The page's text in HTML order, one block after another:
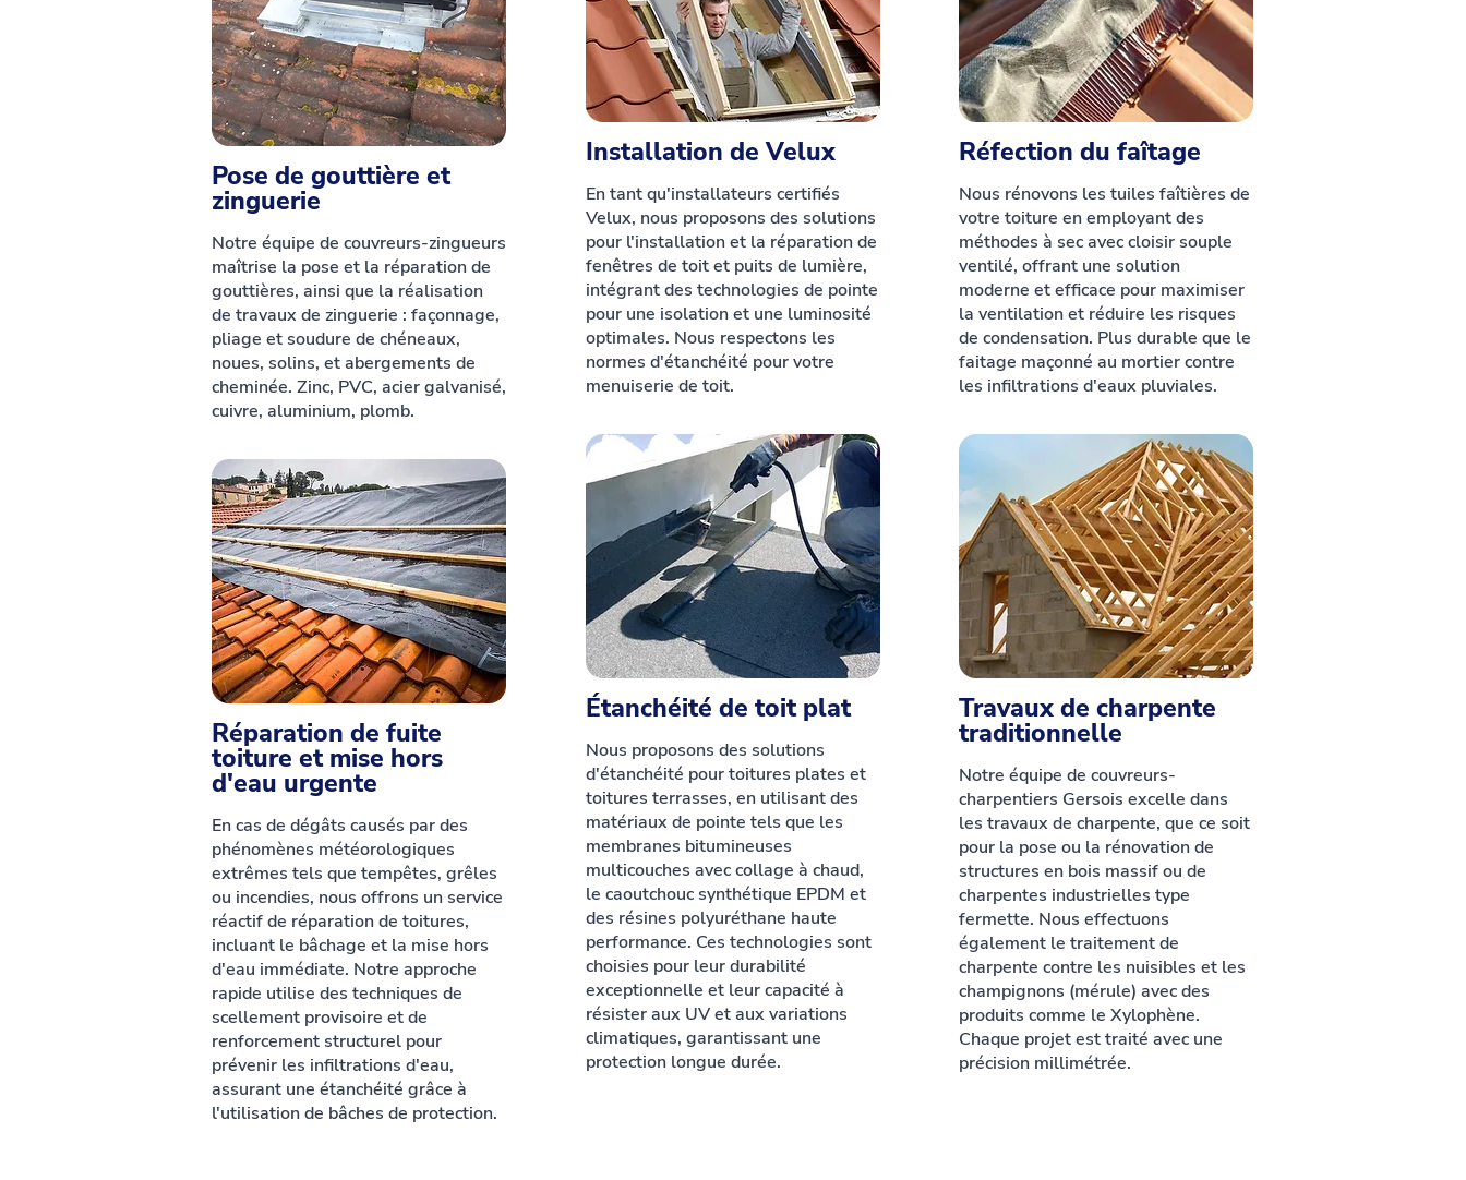
Pose de gouttière et
zinguerie
Notre équipe de couvreurs-zingueurs
maîtrise la pose et la réparation de
gouttières, ainsi que la réalisation
de travaux de zinguerie : façonnage,
pliage et soudure de chéneaux,
noues, solins, et abergements de
cheminée. Zinc, PVC, acier galvanisé,
cuivre, aluminium, plomb.
Réparation de fuite
toiture et mise hors
d'eau urgente
En cas de dégâts causés par des
phénomènes météorologiques
extrêmes tels que tempêtes, grêles
ou incendies, nous offrons un service
réactif de réparation de toitures,
incluant le bâchage et la mise hors
d'eau immédiate. Notre approche
rapide utilise des techniques de
scellement provisoire et de
renforcement structurel pour
prévenir les infiltrations d'eau,
assurant une étanchéité grâce à
l'utilisation de bâches de protection.
Installation de Velux
En tant qu'installateurs certifiés
Velux, nous proposons des solutions
pour l'installation et la réparation de
fenêtres de toit et puits de lumière,
intégrant des technologies de pointe
pour une isolation et une luminosité
optimales. Nous respectons les
normes d'étanchéité pour votre
menuiserie de toit.
Étanchéité de toit plat
Nous proposons des solutions
d'étanchéité pour toitures plates et
toitures terrasses, en utilisant des
matériaux de pointe tels que les
membranes bitumineuses
multicouches avec collage à chaud,
le caoutchouc synthétique EPDM et
des résines polyuréthane haute
performance. Ces technologies sont
choisies pour leur durabilité
exceptionnelle et leur capacité à
résister aux UV et aux variations
climatiques, garantissant une
protection longue durée.
Réfection du faîtage
Nous rénovons les tuiles faîtières de
votre toiture en employant des
méthodes à sec avec cloisir souple
ventilé, offrant une solution
moderne et efficace pour maximiser
la ventilation et réduire les risques
de condensation. Plus durable que le
faitage maçonné au mortier contre
les infiltrations d'eaux pluviales.
Travaux de charpente
traditionnelle
Notre équipe de couvreurs-
charpentiers Gersois excelle dans
les travaux de charpente, que ce soit
pour la pose ou la rénovation de
structures en bois massif ou de
charpentes industrielles type
fermette. Nous effectuons
également le traitement de
charpente contre les nuisibles et les
champignons (mérule) avec des
produits comme le Xylophène.
Chaque projet est traité avec une
précision millimétrée.